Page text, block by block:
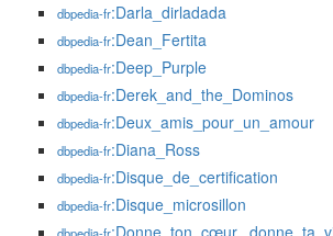
dbpedia-fr:Darla_dirladada
dbpedia-fr:Dean_Fertita
dbpedia-fr:Deep_Purple
dbpedia-fr:Derek_and_the_Dominos
dbpedia-fr:Deux_amis_pour_un_amour
dbpedia-fr:Diana_Ross
dbpedia-fr:Disque_de_certification
dbpedia-fr:Disque_microsillon